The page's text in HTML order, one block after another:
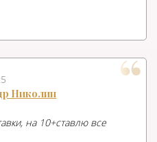
Николин
на 10+ставлю все